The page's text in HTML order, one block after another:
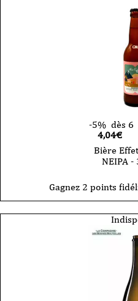
-5% dès 6
4,04€
Bière
NEIPA -
Gagnez 2 points